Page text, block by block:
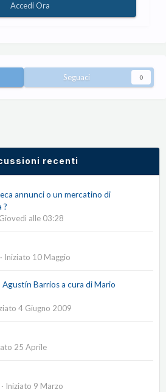
Accedi Ora
Seguaci 0
recenti
annunci o un mercatino di
?
Giovedì alle 03:28
· Iniziato 10 Maggio
Barrios a cura di Mario
4 Giugno 2009
25 Aprile
· Iniziato 9 Marzo